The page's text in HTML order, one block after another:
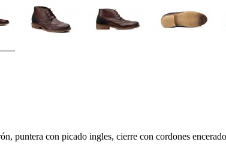
puntera con picado ingles, cierre con cordones